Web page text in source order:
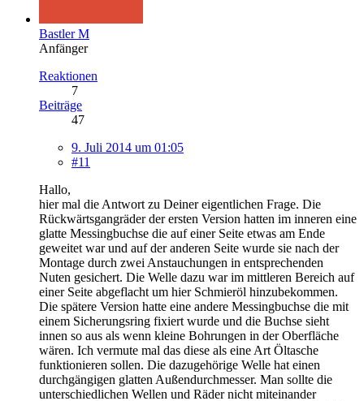
Bastler M
Anfänger
Reaktionen
7
Beiträge
47
9. Juli 2014 um 01:05
#11
Hallo,
hier mal die Antwort zu Deiner eigentlichen Frage. Die
Rückwärtsgangräder der ersten Version hatten im inneren eine
glatte Messingbuchse die auf einer Seite etwas am Ende
geweitet war und auf der anderen Seite wurde sie nach der
Montage durch zwei Anstauchungen in entsprechenden
Nuten gesichert. Die Welle dazu war im mittleren Bereich auf
einer Seite abgeflacht um hier Schmieröl hinzubekommen.
Die spätere Version hatte eine andere Messingbuchse die mit
einem Sicherungsring fixiert wurde und die Buchse sieht
innen so aus als wenn kleine Bohrungen in der Oberfläche
wären. Ich vermute mal das diese als eine Art Öltasche
funktionieren sollen. Die dazugehörige Welle hat einen
durchgängigen glatten Außendurchmesser. Man sollte die
unterschiedlichen Wellen und Räder nicht miteinander